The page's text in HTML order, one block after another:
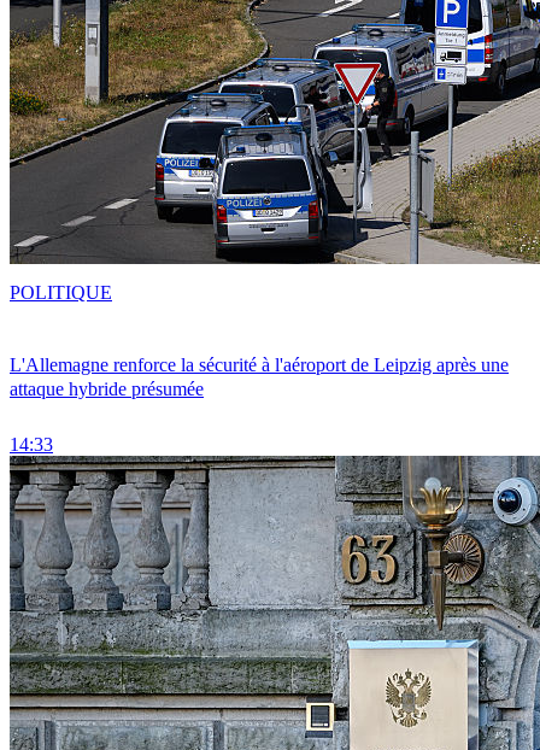
L'Allemagne renforce la sécurité à l'aéroport de Leipzig après une
attaque hybride présumée
14:33
POLITIQUE